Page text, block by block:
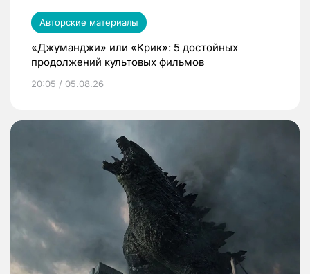
Авторские материалы
«Джуманджи» или «Крик»: 5 достойных
продолжений культовых фильмов
20:05 / 05.08.26